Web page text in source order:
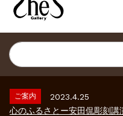
ギャラリーシーズ「秋の美
ご案内
2026.2.17
ご案内
2023.4.25
心のふるさとー安田侃彫刻講